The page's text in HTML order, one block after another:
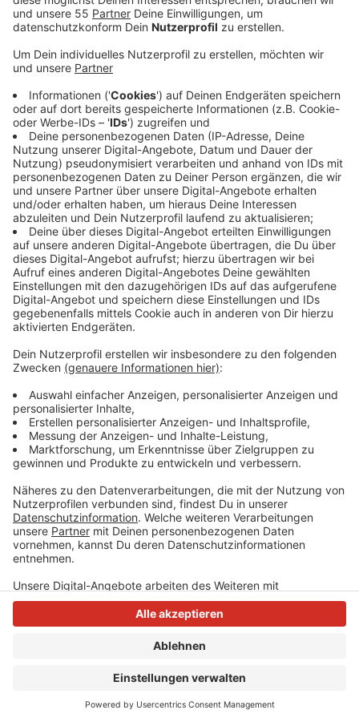
Anzeige
Am Freitagnachmittag (07.06.) ist ein 11-jähriges
Mädchen in Velbert von einem Auto angefahren und
schwer verletzt worden. Am Fußgängerüberweg in
Höhe der Bushaltestelle "Auf der Drenk" wurde sie von
einer Autofahrerin übersehen. Das Mädchen kam in ein
Krankenhaus. Am Samstag (08.06.) wurde eine
ehrenamtliche Helferin in Wülfrath bei einer
Feuerwehrübung von einem Großfahrzeug überrollt und
schwer verletzt. Auf der Flandersbacher Straße sollte
die Helferin Fotos der Übung für den Social Media-
Auftritt der Feuerwehr machen. Die junge Frau wurde
von einem Rettungshubschrauber in die Unfallklinik
Duisburg geflogen. In Haan gab es Sonntagnacht
(09.06.) einen Unfall mit gleich mehreren Verletzten.
Im Kreuzungsbereich Elberfelder-, Gruitener-, und
Gräfrather Straße sind zwei Autos kollidiert. Durch die
Menschen zum Teil schwer verletzt.
Anzeige
Anzeige